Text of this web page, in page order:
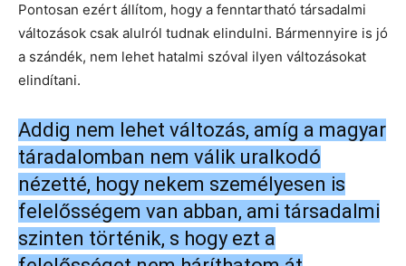
Pontosan ezért állítom, hogy a fenntartható társadalmi
változások csak alulról tudnak elindulni. Bármennyire is jó
a szándék, nem lehet hatalmi szóval ilyen változásokat
elindítani.
Addig nem lehet változás, amíg a magyar
táradalomban nem válik uralkodó
nézetté, hogy nekem személyesen is
felelősségem van abban, ami társadalmi
szinten történik, s hogy ezt a